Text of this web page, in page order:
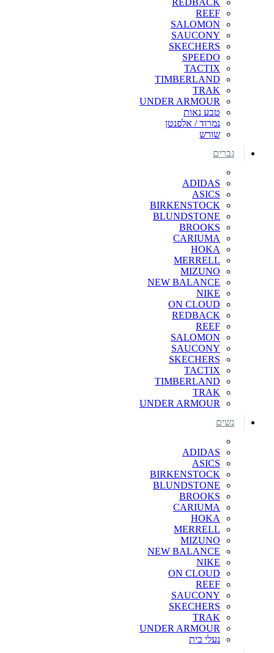
REEF
SALOMON
SAUCONY
SKECHERS
SPEEDO
TACTIX
TIMBERLAND
TRAK
UNDER ARMOUR
טבע נאות
נמרוד / אלפנטן
שורש
גברים
ADIDAS
ASICS
BIRKENSTOCK
BLUNDSTONE
BROOKS
CARIUMA
HOKA
MERRELL
MIZUNO
NEW BALANCE
NIKE
ON CLOUD
REDBACK
REEF
SALOMON
SAUCONY
SKECHERS
TACTIX
TIMBERLAND
TRAK
UNDER ARMOUR
נשים
ADIDAS
ASICS
BIRKENSTOCK
BLUNDSTONE
BROOKS
CARIUMA
HOKA
MERRELL
MIZUNO
NEW BALANCE
NIKE
ON CLOUD
REEF
SAUCONY
SKECHERS
TRAK
UNDER ARMOUR
נעלי בית